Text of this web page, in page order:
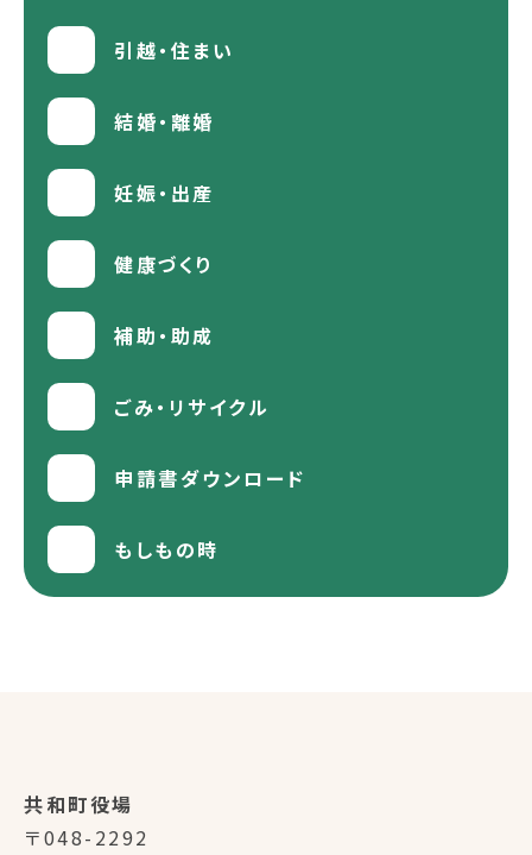
引越・住まい
結婚・離婚
妊娠・出産
健康づくり
補助・助成
ごみ・リサイクル
申請書ダウンロード
もしもの時
共和町役場
〒048-2292